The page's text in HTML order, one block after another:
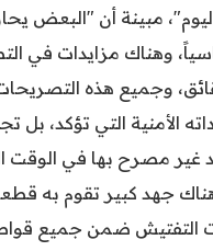
مبينة أن "البعض
وهناك مزايدات في
وجميع هذه
الأمنية التي تؤكد، بل
غير مصرح بها في الوقت
جهد كبير تقوم به
التفتيش ضمن جميع